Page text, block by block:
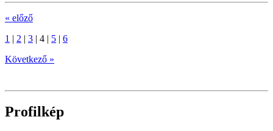
« előző
1 | 2 | 3 | 4 | 5 | 6
Következő »
Profilkép